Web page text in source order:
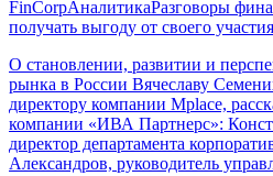
FinCorpАналитикаРазговоры
получать выгоду от своего
О становлении, развитии и
рынка в России Вячеславу
директору компании Mplace,
компании «ИВА Партнерс»:
директор департамента
Александров, руководитель